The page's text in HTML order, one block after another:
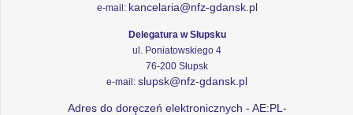
e-mail: kancelaria@nfz-gdansk.pl
Delegatura w Słupsku
ul. Poniatowskiego 4
76-200 Słupsk
e-mail: slupsk@nfz-gdansk.pl
Adres do doręczeń elektronicznych - AE:PL-